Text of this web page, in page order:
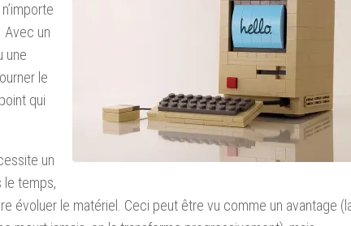
un
une
le
qui
un
le temps,
évoluer le matériel. Ceci peut être vu comme un avantage